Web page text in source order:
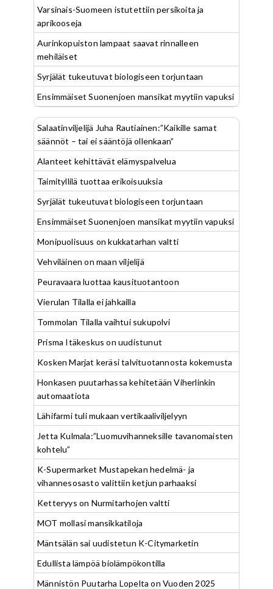
Varsinais-Suomeen istutettiin persikoita ja
aprikooseja
Aurinkopuiston lampaat saavat rinnalleen
mehiläiset
Syrjälät tukeutuvat biologiseen torjuntaan
Ensimmäiset Suonenjoen mansikat myytiin vapuksi
Salaatinviljelijä Juha Rautiainen:”Kaikille samat
säännöt – tai ei sääntöjä ollenkaan”
Alanteet kehittävät elämyspalvelua
Taimityllilä tuottaa erikoisuuksia
Syrjälät tukeutuvat biologiseen torjuntaan
Ensimmäiset Suonenjoen mansikat myytiin vapuksi
Monipuolisuus on kukkatarhan valtti
Vehviläinen on maan viljelijä
Peuravaara luottaa kausituotantoon
Vierulan Tilalla ei jahkailla
Tommolan Tilalla vaihtui sukupolvi
Prisma Itäkeskus on uudistunut
Kosken Marjat keräsi talvituotannosta kokemusta
Honkasen puutarhassa kehitetään Viherlinkin
automaatiota
Lähifarmi tuli mukaan vertikaaliviljelyyn
Jetta Kulmala:”Luomuvihanneksille tavanomaisten
kohtelu”
K-Supermarket Mustapekan hedelmä- ja
vihannesosasto valittiin ketjun parhaaksi
Ketteryys on Nurmitarhojen valtti
MOT mollasi mansikkatiloja
Mäntsälän sai uudistetun K-Citymarketin
Edullista lämpöä biolämpökontilla
Männistön Puutarha Lopelta on Vuoden 2025